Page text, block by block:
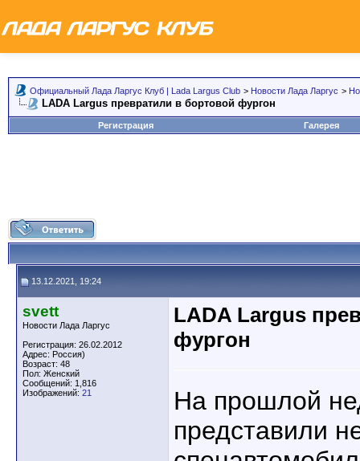
Официальный Лада Ларгус Клуб | Lada Largus Club > Новости Лада Ларгус >
LADA Largus превратили в бортовой фургон
Регистрация Галерея
13.12.2021, 19:24
svett
Новости Лада Ларгус
Регистрация: 26.02.2012
Адрес: Россия)
Возраст: 48
Пол: Женский
Сообщений: 1,816
Изображений: 21
LADA Largus
фургон
На прошлой
представили